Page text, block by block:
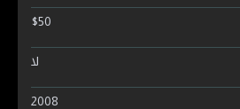
$50
لا
2008